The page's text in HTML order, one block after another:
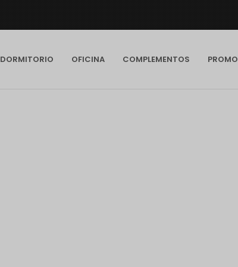
DORMITORIO OFICINA COMPLEMENTOS PROMO